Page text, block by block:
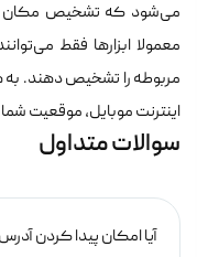
می‌شود که تشخیص مکان
معمولا ابزارها فقط
مربوطه را تشخیص دهند.
اینترنت موبایل، موقعیت
سوالات متداول
آیا امکان پیدا کردن